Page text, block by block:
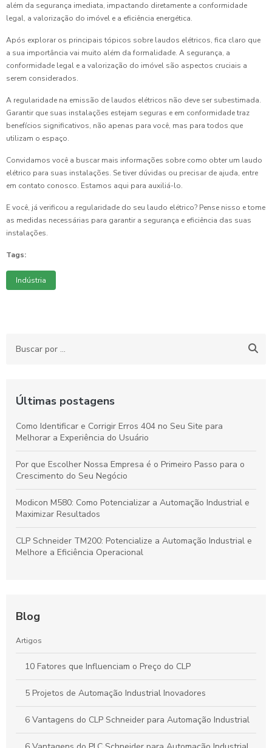
além da segurança imediata, impactando diretamente a conformidade
legal, a valorização do imóvel e a eficiência energética.
Após explorar os principais tópicos sobre laudos elétricos, fica claro que
a sua importância vai muito além da formalidade. A segurança, a
conformidade legal e a valorização do imóvel são aspectos cruciais a
serem considerados.
A regularidade na emissão de laudos elétricos não deve ser subestimada.
Garantir que suas instalações estejam seguras e em conformidade traz
benefícios significativos, não apenas para você, mas para todos que
utilizam o espaço.
Convidamos você a buscar mais informações sobre como obter um laudo
elétrico para suas instalações. Se tiver dúvidas ou precisar de ajuda, entre
em contato conosco. Estamos aqui para auxiliá-lo.
E você, já verificou a regularidade do seu laudo elétrico? Pense nisso e tome
as medidas necessárias para garantir a segurança e eficiência das suas
instalações.
Tags:
Indústria
Últimas postagens
Como Identificar e Corrigir Erros 404 no Seu Site para
Melhorar a Experiência do Usuário
Por que Escolher Nossa Empresa é o Primeiro Passo para o
Crescimento do Seu Negócio
Modicon M580: Como Potencializar a Automação Industrial e
Maximizar Resultados
CLP Schneider TM200: Potencialize a Automação Industrial e
Melhore a Eficiência Operacional
Blog
Artigos
10 Fatores que Influenciam o Preço do CLP
5 Projetos de Automação Industrial Inovadores
6 Vantagens do CLP Schneider para Automação Industrial